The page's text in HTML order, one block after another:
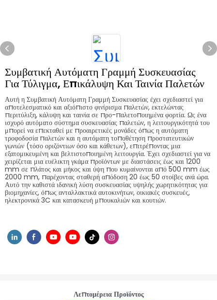
Συμβατική Αυτόματη Γραμμή Συσκευασίας
Για Τύλιγμα, Επικάλυψη Και Ταινία Παλετών
Αυτή η Συμβατική Αυτόματη Γραμμή Συσκευασίας έχει σχεδιαστεί για
αποτελεσματικό και αξιόπιστο φινίρισμα παλετών, εκτελώντας
περιτύλιξη, κάλυψη και ταινία σε προ-παλετοποιημένα φορτία. Ως ένα
ισχυρό αυτόματο σύστημα συσκευασίας παλετών, η λειτουργικότητά του
μπορεί να επεκταθεί με προαιρετικές μονάδες όπως η αυτόματη
τροφοδοσία παλετών και η αυτόματη τοποθέτηση προστατευτικών
γωνιών (τόσο οριζόντιων όσο και κάθετων), επιτρέποντας μια
εξατομικευμένη και βελτιστοποιημένη λειτουργία. Έχει σχεδιαστεί για να
χειρίζεται μια ευέλικτη γκάμα προϊόντων με διαστάσεις έως και 1200
mm σε πλάτος και μήκος και ύψη που κυμαίνονται από 500 mm έως
2000 mm, παρέχοντας σταθερή απόδοση 20 έως 50 στοίβες ανά ώρα.
Αυτό την καθιστά ιδανική λύση συσκευασίας υψηλής χωρητικότητας για
βιομηχανίες, όπως ανταλλακτικά αυτοκινήτων, οικιακές συσκευές,
ηλεκτρονικά 3C και κατασκευή μπουκαλιών και κουτιών.
Λεπτομέρεια Προϊόντος